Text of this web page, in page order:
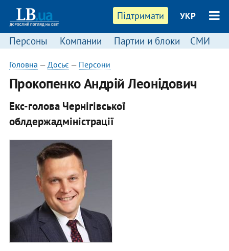
Підтримати УКР
Персоны Компании Партии и блоки СМИ
Головна — Досьє — Персони
Прокопенко Андрій Леонідович
Екс-голова Чернігівської
облдержадміністрації